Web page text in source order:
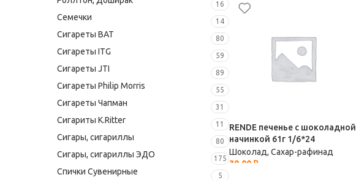
16
Семечки 14
Сигареты BAT 80
Сигареты ITG 59
Сигареты JTI 89
Сигареты Philip Morris 55
Сигареты Чапман 31
Сигариты K.Ritter 11
Сигары, сигариллы 80
Сигары, сигариллы ЭДО 175
Спички Сувенирные 5
RENDE печенье с шоколадной
начинкой 61г 1/6*24
Шоколад, Сахар-рафинад
30,00 ₽